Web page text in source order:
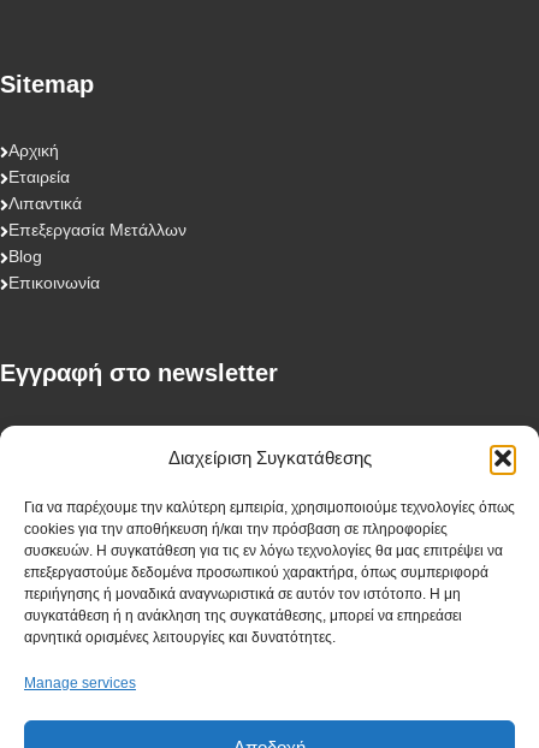
Διαχείριση Συγκατάθεσης
Για να παρέχουμε την καλύτερη εμπειρία, χρησιμοποιούμε τεχνολογίες όπως
cookies για την αποθήκευση ή/και την πρόσβαση σε πληροφορίες
συσκευών. Η συγκατάθεση για τις εν λόγω τεχνολογίες θα μας επιτρέψει να
επεξεργαστούμε δεδομένα προσωπικού χαρακτήρα, όπως συμπεριφορά
περιήγησης ή μοναδικά αναγνωριστικά σε αυτόν τον ιστότοπο. Η μη
συγκατάθεση ή η ανάκληση της συγκατάθεσης, μπορεί να επηρεάσει
αρνητικά ορισμένες λειτουργίες και δυνατότητες.
Manage services
Sitemap
Αρχική
Εταιρεία
Λιπαντικά
Επεξεργασία Μετάλλων
Blog
Επικοινωνία
Eγγραφή στο newsletter
First Name
Last Name